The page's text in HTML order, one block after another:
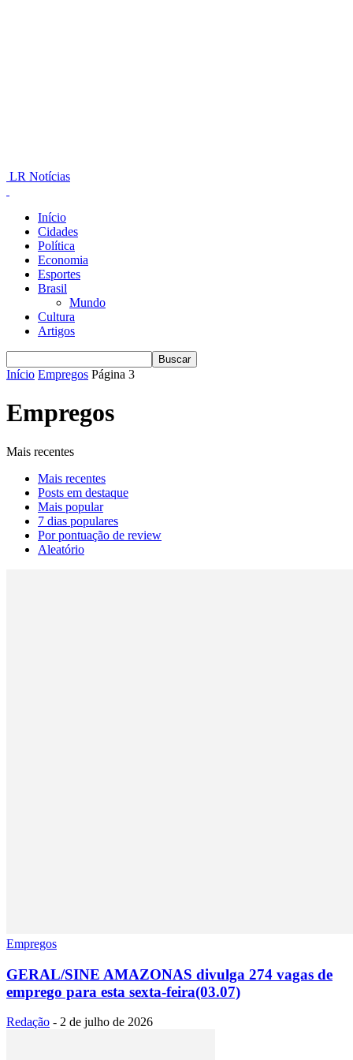
LR Notícias
Início
Cidades
Política
Economia
Esportes
Brasil
Mundo
Cultura
Artigos
Início Empregos Página 3
Empregos
Mais recentes
Mais recentes
Posts em destaque
Mais popular
7 dias populares
Por pontuação de review
Aleatório
Empregos
GERAL/SINE AMAZONAS divulga 274 vagas de
emprego para esta sexta-feira(03.07)
Redação - 2 de julho de 2026